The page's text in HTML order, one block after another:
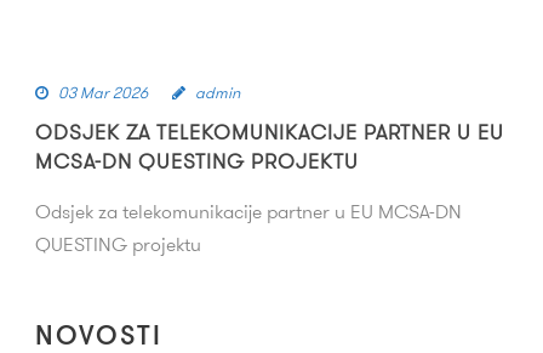
03 Mar 2026 admin
ODSJEK ZA TELEKOMUNIKACIJE PARTNER U EU
MCSA-DN QUESTING PROJEKTU
Odsjek za telekomunikacije partner u EU MCSA-DN
QUESTING projektu
NOVOSTI